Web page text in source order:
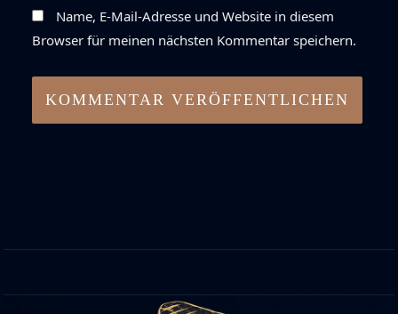
Name, E-Mail-Adresse und Website in diesem
Browser für meinen nächsten Kommentar speichern.